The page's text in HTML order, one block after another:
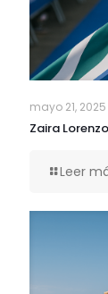
mayo 21, 2025
Zaira
Leer